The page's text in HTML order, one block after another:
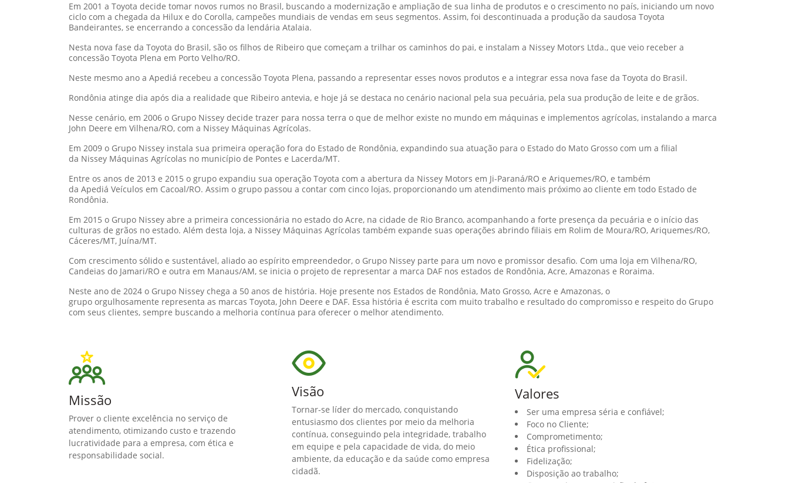
Em 2001 a Toyota decide tomar novos rumos no Brasil, buscando a modernização e ampliação de sua linha de produtos e o crescimento no país, iniciando um novo
ciclo com a chegada da Hilux e do Corolla, campeões mundiais de vendas em seus segmentos. Assim, foi descontinuada a produção da saudosa Toyota
Bandeirantes, se encerrando a concessão da lendária Atalaia.
Nesta nova fase da Toyota do Brasil, são os filhos de Ribeiro que começam a trilhar os caminhos do pai, e instalam a Nissey Motors Ltda., que veio receber a
concessão Toyota Plena em Porto Velho/RO.
Neste mesmo ano a Apediá recebeu a concessão Toyota Plena, passando a representar esses novos produtos e a integrar essa nova fase da Toyota do Brasil.
Rondônia atinge dia após dia a realidade que Ribeiro antevia, e hoje já se destaca no cenário nacional pela sua pecuária, pela sua produção de leite e de grãos.
Nesse cenário, em 2006 o Grupo Nissey decide trazer para nossa terra o que de melhor existe no mundo em máquinas e implementos agrícolas, instalando a marca
John Deere em Vilhena/RO, com a Nissey Máquinas Agrícolas.
Em 2009 o Grupo Nissey instala sua primeira operação fora do Estado de Rondônia, expandindo sua atuação para o Estado do Mato Grosso com um a filial
da Nissey Máquinas Agrícolas no município de Pontes e Lacerda/MT.
Entre os anos de 2013 e 2015 o grupo expandiu sua operação Toyota com a abertura da Nissey Motors em Ji-Paraná/RO e Ariquemes/RO, e também
da Apediá Veículos em Cacoal/RO. Assim o grupo passou a contar com cinco lojas, proporcionando um atendimento mais próximo ao cliente em todo Estado de
Rondônia.
Em 2015 o Grupo Nissey abre a primeira concessionária no estado do Acre, na cidade de Rio Branco, acompanhando a forte presença da pecuária e o início das
culturas de grãos no estado. Além desta loja, a Nissey Máquinas Agrícolas também expande suas operações abrindo filiais em Rolim de Moura/RO, Ariquemes/RO,
Cáceres/MT, Juína/MT.
Com crescimento sólido e sustentável, aliado ao espírito empreendedor, o Grupo Nissey parte para um novo e promissor desafio. Com uma loja em Vilhena/RO,
Candeias do Jamari/RO e outra em Manaus/AM, se inicia o projeto de representar a marca DAF nos estados de Rondônia, Acre, Amazonas e Roraima.
Neste ano de 2024 o Grupo Nissey chega a 50 anos de história. Hoje presente nos Estados de Rondônia, Mato Grosso, Acre e Amazonas, o
grupo orgulhosamente representa as marcas Toyota, John Deere e DAF. Essa história é escrita com muito trabalho e resultado do compromisso e respeito do Grupo
com seus clientes, sempre buscando a melhoria contínua para oferecer o melhor atendimento.
Missão
Prover o cliente excelência no serviço de
atendimento, otimizando custo e trazendo
lucratividade para a empresa, com ética e
responsabilidade social.
Visão
Tornar-se líder do mercado, conquistando
entusiasmo dos clientes por meio da melhoria
contínua, conseguindo pela integridade, trabalho
em equipe e pela capacidade de vida, do meio
ambiente, da educação e da saúde como empresa
cidadã.
Valores
Ser uma empresa séria e confiável;
Foco no Cliente;
Comprometimento;
Ética profissional;
Fidelização;
Disposição ao trabalho;